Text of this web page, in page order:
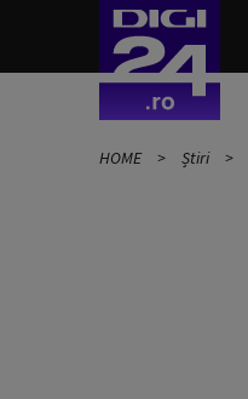
HOME Știri